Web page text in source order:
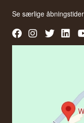
Se særlige